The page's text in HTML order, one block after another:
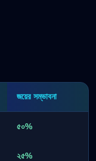
জয়ের সম্ভাবনা
৫০%
২৫%